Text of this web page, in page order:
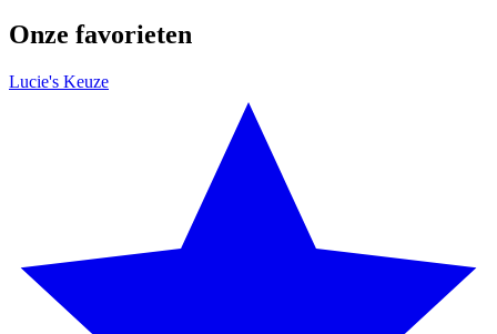
Onze favorieten
Lucie's Keuze